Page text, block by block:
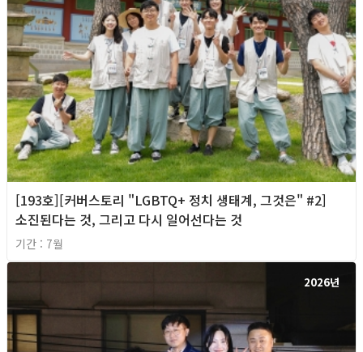
[193호][커버스토리 "LGBTQ+ 정치 생태계, 그것은" #2]
소진된다는 것, 그리고 다시 일어선다는 것
기간 : 7월
2026년